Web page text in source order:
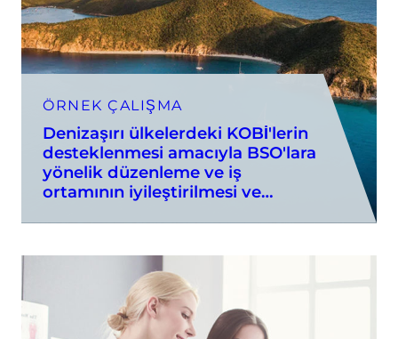
ÖRNEK ÇALIŞMA
Denizaşırı ülkelerdeki KOBİ'lerin
desteklenmesi amacıyla BSO'lara
yönelik düzenleme ve iş
ortamının iyileştirilmesi ve…